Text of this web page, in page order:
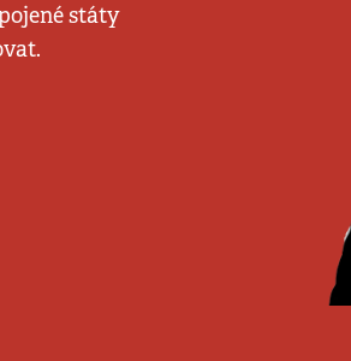
státy